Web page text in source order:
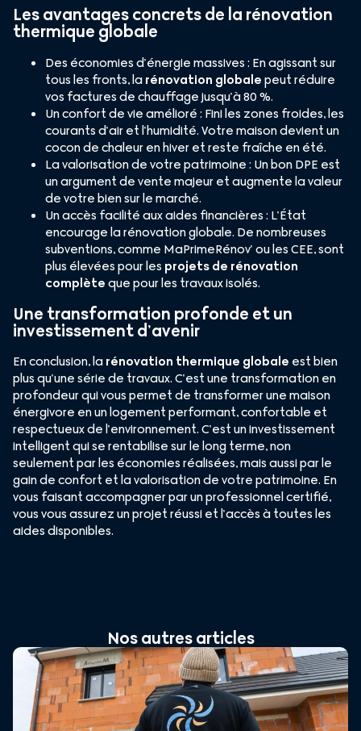
Les avantages concrets de la rénovation
thermique globale
Des économies d’énergie massives : En agissant sur
tous les fronts, larénovation globalepeut réduire
vos factures de chauffage jusqu’à 80 %.
Un confort de vie amélioré : Fini les zones froides, les
courants d’air et l’humidité. Votre maison devient un
cocon de chaleur en hiver et reste fraîche en été.
La valorisation de votre patrimoine : Un bon DPE est
un argument de vente majeur et augmente la valeur
de votre bien sur le marché.
Un accès facilité aux aides financières : L’État
encourage la rénovation globale. De nombreuses
subventions, comme MaPrimeRénov’ ou les CEE, sont
plus élevées pour les projets de rénovation
complèteque pour les travaux isolés.
Une transformation profonde et un
investissement d’avenir
En conclusion, larénovation thermique globale est bien
plus qu’une série de travaux. C’est une transformation en
profondeur qui vous permet de transformer une maison
énergivore en un logement performant, confortable et
respectueux de l’environnement. C’est un investissement
intelligent qui se rentabilise sur le long terme, non
seulement par les économies réalisées, mais aussi par le
gain de confort et la valorisation de votre patrimoine. En
vous faisant accompagner par un professionnel certifié,
vous vous assurez un projet réussi et l’accès à toutes les
aides disponibles.
Nos autres articles